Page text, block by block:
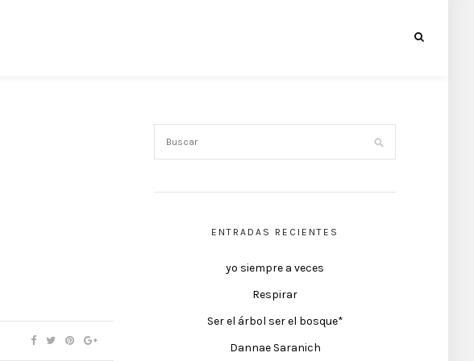
ENTRADAS RECIENTES
yo siempre a veces
Respirar
Ser el árbol ser el bosque*
Dannae Saranich